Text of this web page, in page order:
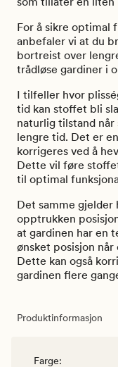
For å sikre optimal
anbefaler vi at du
bortreist over
trådløse gardiner i
I tilfeller hvor
tid kan stoffet bli
naturlig tilstand
lengre tid. Det er
korrigeres ved å
Dette vil føre
til optimal
Det samme gjelder
opptrukken
at gardinen har en
ønsket posisjon når
Dette kan også
gardinen flere
Produktinformasjon
Farge: